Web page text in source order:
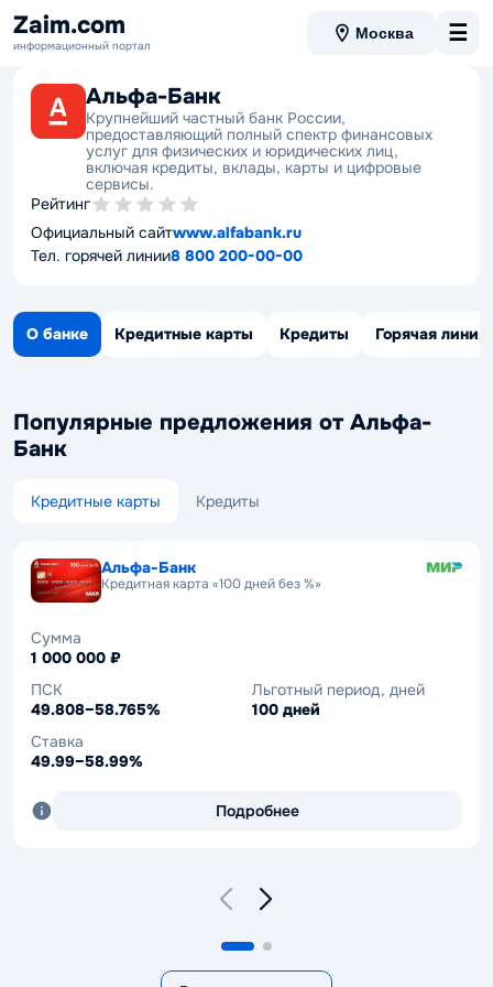
Zaim.com
информационный портал
Москва ☰
Альфа-Банк
Крупнейший частный банк России,
предоставляющий полный спектр финансовых
услуг для физических и юридических лиц,
включая кредиты, вклады, карты и цифровые
сервисы.
Рейтинг
Официальный сайтwww.alfabank.ru
Тел. горячей линии8 800 200-00-00
О банке Кредитные карты Кредиты Горячая линия
Популярные предложения от Альфа-
Банк
Кредитные карты Кредиты
Альфа-Банк
Кредитная карта «100 дней без %»
Сумма
1 000 000 ₽
ПСК
49.808–58.765%
Льготный период, дней
100 дней
Ставка
49.99–58.99%
Подробнее
Альфа-Банк
Кредит «Кредит на ремонт»
Сумма
30 000 – 30 000 000 ₽
ПСК
18.990–53.999%
Ставка
17.40–53.99%
Срок
12–180 мес.
Подробнее